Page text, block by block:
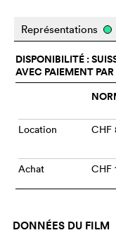
Représentations
DISPONIBILITÉ :
AVEC PAIEMENT
Location CHF
Achat CHF
DONNÉES DU FILM